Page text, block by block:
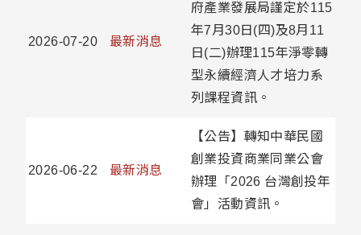
2026-07-20 最新消息
府產業發展局謹定於115
年7月30日(四)及8月11
日(二)辦理115年淨零轉
型永續經濟人才培力系
列課程資訊。
2026-06-22 最新消息
【公告】轉知中華民國
創業投資商業同業公會
辦理「2026 台灣創投年
會」活動資訊。